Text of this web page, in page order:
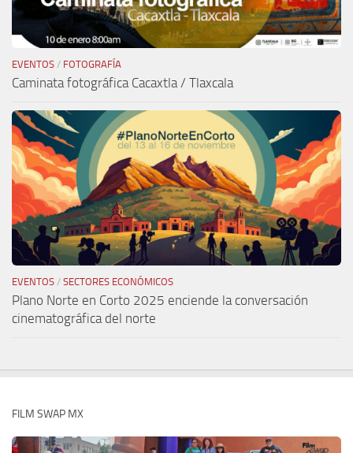
EVENTOS / FOTOGRAFÍA
Caminata fotográfica Cacaxtla / Tlaxcala
EVENTOS / SECTORES ECONÓMICOS
Plano Norte en Corto 2025 enciende la conversación
cinematográfica del norte
FILM SWAP MX